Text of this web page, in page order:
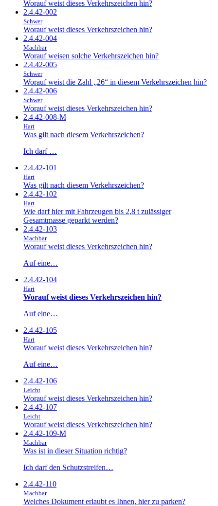
Worauf weist dieses Verkehrszeichen hin?
2.4.42-002
Schwer
Worauf weist dieses Verkehrszeichen hin?
2.4.42-004
Machbar
Worauf weisen solche Verkehrszeichen hin?
2.4.42-005
Schwer
Worauf weist die Zahl „26“ in diesem Verkehrszeichen hin?
2.4.42-006
Schwer
Worauf weist dieses Verkehrszeichen hin?
2.4.42-008-M
Hart
Was gilt nach diesem Verkehrszeichen?
Ich darf …
2.4.42-101
Hart
Was gilt nach diesem Verkehrszeichen?
2.4.42-102
Hart
Wie darf hier mit Fahrzeugen bis 2,8 t zulässiger
Gesamtmasse geparkt werden?
2.4.42-103
Machbar
Worauf weist dieses Verkehrszeichen hin?
Auf eine…
2.4.42-104
Hart
Worauf weist dieses Verkehrszeichen hin?
Auf eine…
2.4.42-105
Hart
Worauf weist dieses Verkehrszeichen hin?
Auf eine…
2.4.42-106
Leicht
Worauf weist dieses Verkehrszeichen hin?
2.4.42-107
Leicht
Worauf weist dieses Verkehrszeichen hin?
2.4.42-109-M
Machbar
Was ist in dieser Situation richtig?
Ich darf den Schutzstreifen…
2.4.42-110
Machbar
Welches Dokument erlaubt es Ihnen, hier zu parken?